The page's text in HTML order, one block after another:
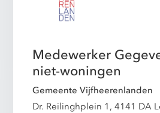
Medewerker
niet-woningen
Gemeente Vijfheerenlanden
Dr. Reilinghplein 1, 4141 DA